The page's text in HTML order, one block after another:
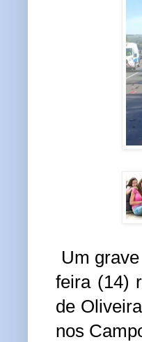
Um
feira (14)
de
nos